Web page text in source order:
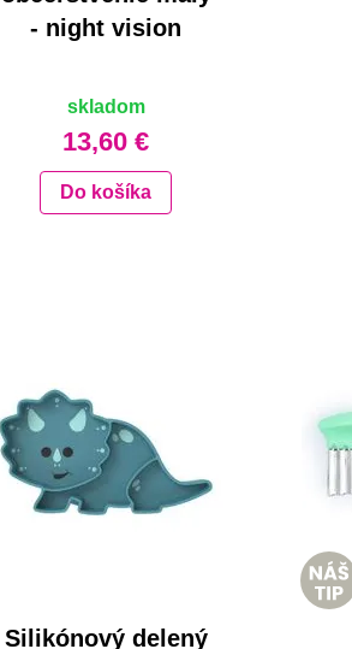
- night vision
skladom
13,60 €
Do košíka
Silikónový delený